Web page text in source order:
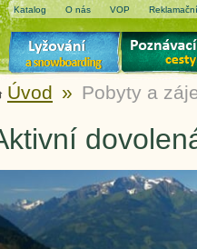
Katalog O nás VOP
Úvod » Pobyty a